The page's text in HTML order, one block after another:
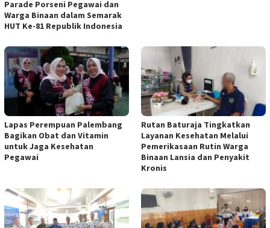
Parade Porseni Pegawai dan
Warga Binaan dalam Semarak
HUT Ke-81 Republik Indonesia
Lapas Perempuan Palembang
Bagikan Obat dan Vitamin
untuk Jaga Kesehatan
Pegawai
Rutan Baturaja Tingkatkan
Layanan Kesehatan Melalui
Pemerikasaan Rutin Warga
Binaan Lansia dan Penyakit
Kronis